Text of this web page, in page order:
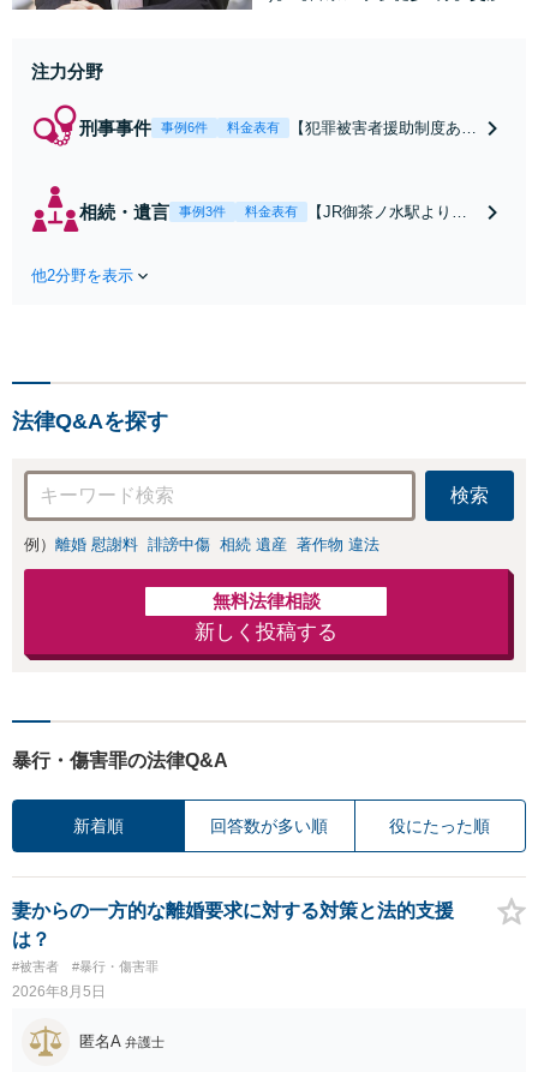
注力分野
刑事事件 事例6件 料金表有
【犯罪被害者援助制度あり
(弁護士・交渉アナリス
ト・行動心理士)】【御茶
相続・遺言 事例3件 料金表有
【JR御茶ノ水駅より徒
遺産相続にも対応して
他2分野を表示
法律Q&Aを探す
検索
例） 離婚 慰謝料 誹謗中傷 相続 遺産 著作物 違法
無料法律相談
新しく投稿する
暴行・傷害罪の法律Q&A
新着順 回答数が多い順 役にたった順
妻からの一方的な離婚要求に対する対策と法的支援
は？
#被害者 #暴行・傷害罪
2026年8月5日
匿名A 弁護士